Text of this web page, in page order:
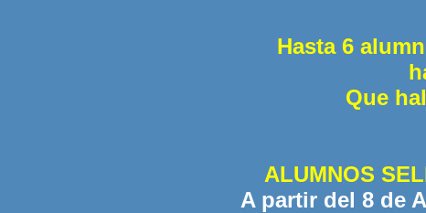
Hasta 6
Que
ALUMNOS
A partir del 8 de